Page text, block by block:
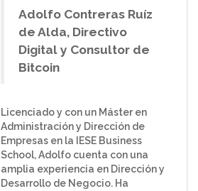
Adolfo Contreras Ruíz
de Alda, Directivo
Digital y Consultor de
Bitcoin
Licenciado y con un Máster en
Administración y Dirección de
Empresas en la IESE Business
School, Adolfo cuenta con una
amplia experiencia en Dirección y
Desarrollo de Negocio. Ha